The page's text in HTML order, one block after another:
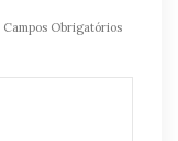
Campos Obrigatórios